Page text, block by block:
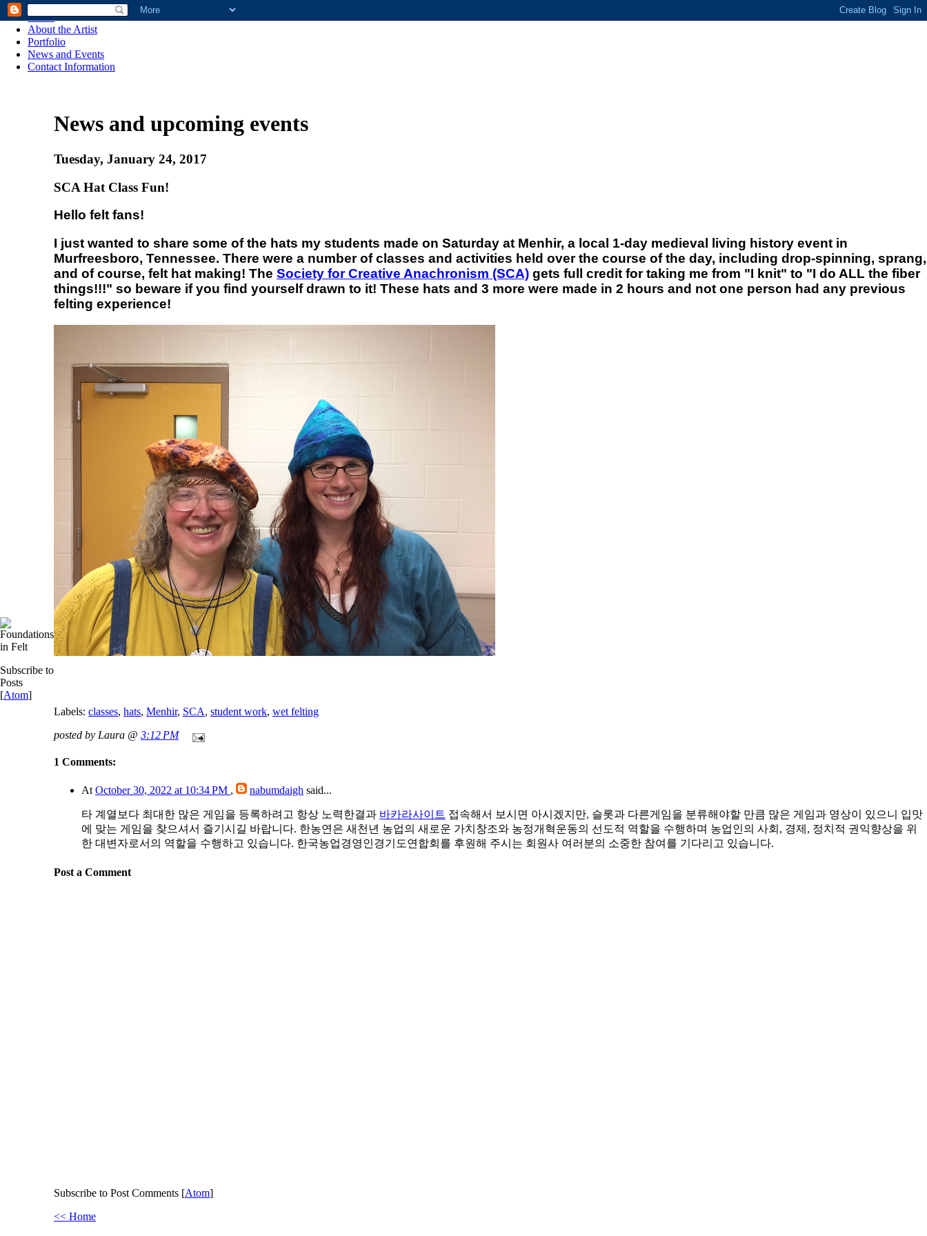
Home
About the Artist
Portfolio
News and Events
Contact Information
Subscribe to
Posts
[Atom]
News and upcoming events
Tuesday, January 24, 2017
SCA Hat Class Fun!
Hello felt fans!
I just wanted to share some of the hats my students made on Saturday at Menhir, a local 1-day medieval living history event in
Murfreesboro, Tennessee. There were a number of classes and activities held over the course of the day, including drop-spinning, sprang,
and of course, felt hat making! The Society for Creative Anachronism (SCA) gets full credit for taking me from "I knit" to "I do ALL the fiber
things!!!" so beware if you find yourself drawn to it! These hats and 3 more were made in 2 hours and not one person had any previous
felting experience!
Labels: classes, hats, Menhir, SCA, student work, wet felting
posted by Laura @ 3:12 PM
1 Comments:
At October 30, 2022 at 10:34 PM , nabumdaigh said...
타 계열보다 최대한 많은 게임을 등록하려고 항상 노력한결과 바카라사이트 접속해서 보시면 아시겠지만, 슬롯과 다른게임을 분류해야할 만큼 많은 게임과 영상이 있으니 입맛
에 맞는 게임을 찾으셔서 즐기시길 바랍니다. 한농연은 새천년 농업의 새로운 가치창조와 농정개혁운동의 선도적 역할을 수행하며 농업인의 사회, 경제, 정치적 권익향상을 위
한 대변자로서의 역할을 수행하고 있습니다. 한국농업경영인경기도연합회를 후원해 주시는 회원사 여러분의 소중한 참여를 기다리고 있습니다.
Post a Comment
Subscribe to Post Comments [Atom]
<< Home